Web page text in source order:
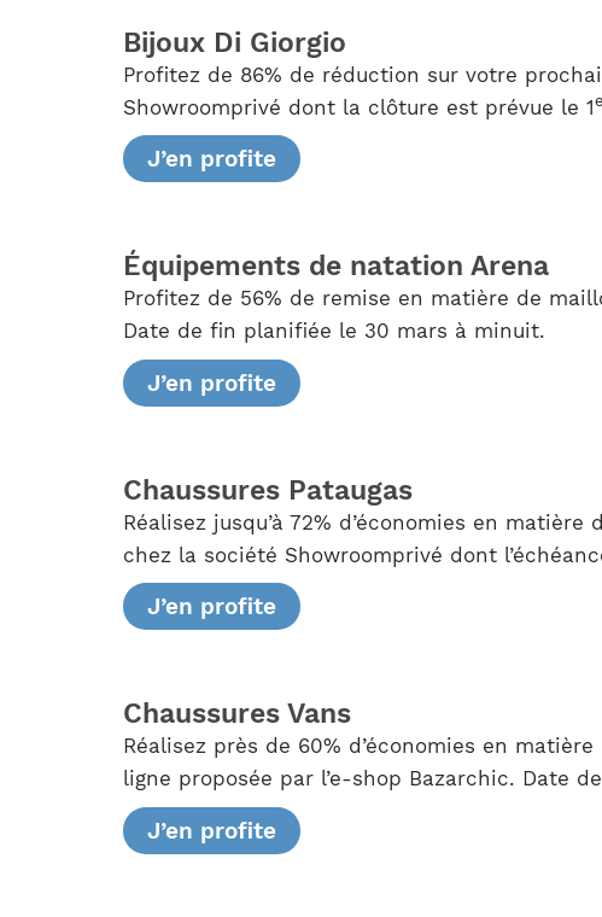
Bijoux Di Giorgio
Profitez de 86% de réduction sur votre
Showroomprivé dont la clôture est prévue le 1
J’en profite
Équipements de natation Arena
Profitez de 56% de remise en matière de
Date de fin planifiée le 30 mars à minuit.
J’en profite
Chaussures Pataugas
Réalisez jusqu’à 72% d’économies en
chez la société Showroomprivé dont
J’en profite
Chaussures Vans
Réalisez près de 60% d’économies en
ligne proposée par l’e-shop Bazarchic. Date
J’en profite